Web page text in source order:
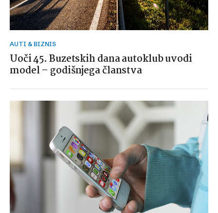
AUTI & BIZNIS
Uoči 45. Buzetskih dana autoklub uvodi
model – godišnjega članstva